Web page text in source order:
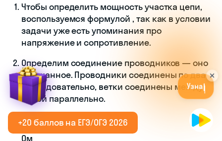
+20 баллов на ЕГЭ/ОГЭ 2026
Чтобы определить мощность участка цепи,
воспользуемся формулой , так как в условии
задачи уже есть упоминания про
напряжение и сопротивление.
Определим соединение проводников — оно
смешанное. Проводники соединены по два
последовательно, ветки соединены между
собой параллельно.
ТогдаОм
Ом
Уз а й о ь з
бес платно!